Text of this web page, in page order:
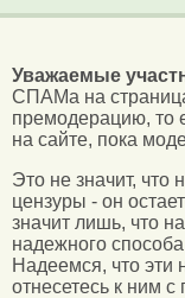
Уважаемые
СПАМа на
премодерацию, то
на сайте, пока
Это не значит, что
цензуры - он
значит лишь, что
надежного
Надеемся, что эти
отнесетесь к ним